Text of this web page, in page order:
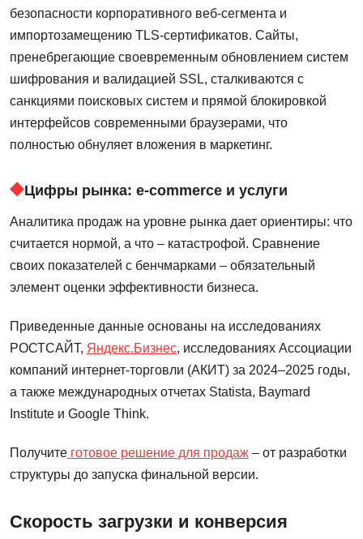
безопасности корпоративного веб-сегмента и
импортозамещению TLS-сертификатов. Сайты,
пренебрегающие своевременным обновлением систем
шифрования и валидацией SSL, сталкиваются с
санкциями поисковых систем и прямой блокировкой
интерфейсов современными браузерами, что
полностью обнуляет вложения в маркетинг.
Цифры рынка: e-commerce и услуги
Аналитика продаж на уровне рынка дает ориентиры: что
считается нормой, а что – катастрофой. Сравнение
своих показателей с бенчмарками – обязательный
элемент оценки эффективности бизнеса.
Приведенные данные основаны на исследованиях
РОСТСАЙТ, Яндекс.Бизнес, исследованиях Ассоциации
компаний интернет-торговли (АКИТ) за 2024–2025 годы,
а также международных отчетах Statista, Baymard
Institute и Google Think.
Получите готовое решение для продаж – от разработки
структуры до запуска финальной версии.
Скорость загрузки и конверсия